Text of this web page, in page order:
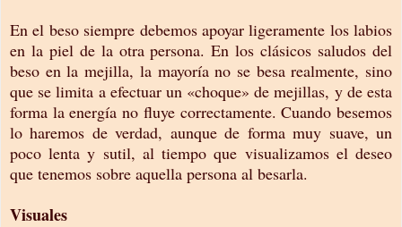
En el beso siempre debemos apoyar ligeramente los labios
en la piel de la otra persona. En los clásicos saludos del
beso en la mejilla, la mayoría no se besa realmente, sino
que se limita a efectuar un «choque» de mejillas, y de esta
forma la energía no fluye correctamente. Cuando besemos
lo haremos de verdad, aunque de forma muy suave, un
poco lenta y sutil, al tiempo que visualizamos el deseo
que tenemos sobre aquella persona al besarla.
Visuales